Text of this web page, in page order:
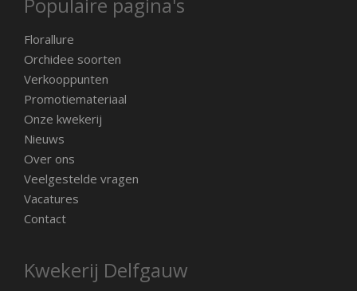
Populaire pagina's
Florallure
Orchidee soorten
Verkooppunten
Promotiemateriaal
Onze kwekerij
Nieuws
Over ons
Veelgestelde vragen
Vacatures
Contact
Kwekerij Delfgauw